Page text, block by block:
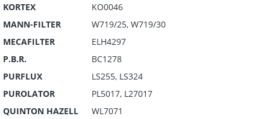
KORTEX
KO0046
MANN-FILTER
W719/25, W719/30
MECAFILTER
ELH4297
P.B.R.
BC1278
PURFLUX
LS255, LS324
PUROLATOR
PL5017, L27017
QUINTON HAZELL
WL7071